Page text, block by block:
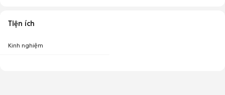
Tiện ích
Kinh nghiệm